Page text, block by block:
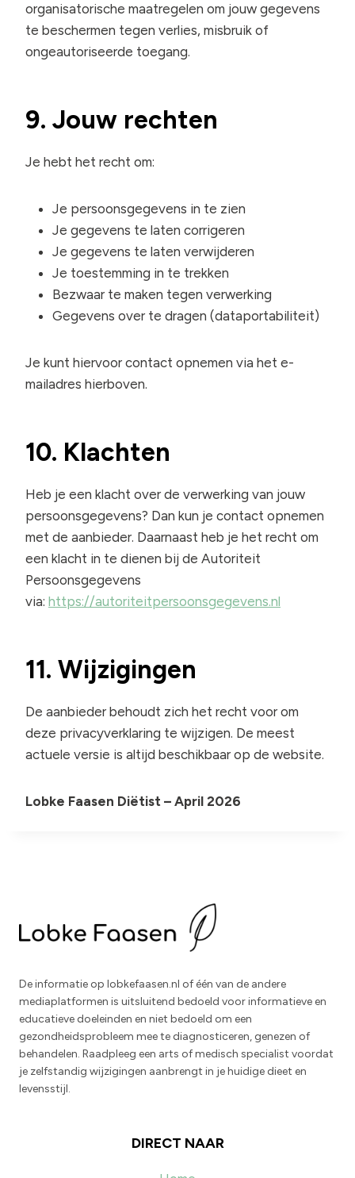
organisatorische maatregelen om jouw gegevens
te beschermen tegen verlies, misbruik of
ongeautoriseerde toegang.
9. Jouw rechten
Je hebt het recht om:
Je persoonsgegevens in te zien
Je gegevens te laten corrigeren
Je gegevens te laten verwijderen
Je toestemming in te trekken
Bezwaar te maken tegen verwerking
Gegevens over te dragen (dataportabiliteit)
Je kunt hiervoor contact opnemen via het e-
mailadres hierboven.
10. Klachten
Heb je een klacht over de verwerking van jouw
persoonsgegevens? Dan kun je contact opnemen
met de aanbieder. Daarnaast heb je het recht om
een klacht in te dienen bij de Autoriteit
Persoonsgegevens
via: https://autoriteitpersoonsgegevens.nl
11. Wijzigingen
De aanbieder behoudt zich het recht voor om
deze privacyverklaring te wijzigen. De meest
actuele versie is altijd beschikbaar op de website.
Lobke Faasen Diëtist – April 2026
De informatie op lobkefaasen.nl of één van de andere
mediaplatformen is uitsluitend bedoeld voor informatieve en
educatieve doeleinden en niet bedoeld om een
gezondheidsprobleem mee te diagnosticeren, genezen of
behandelen. Raadpleeg een arts of medisch specialist voordat
je zelfstandig wijzigingen aanbrengt in je huidige dieet en
levensstijl.
DIRECT NAAR